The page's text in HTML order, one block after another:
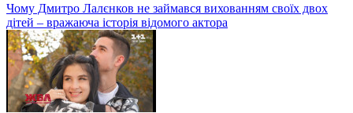
Чому Дмитро Лалєнков не займався вихованням своїх двох
дітей – вражаюча історія відомого актора